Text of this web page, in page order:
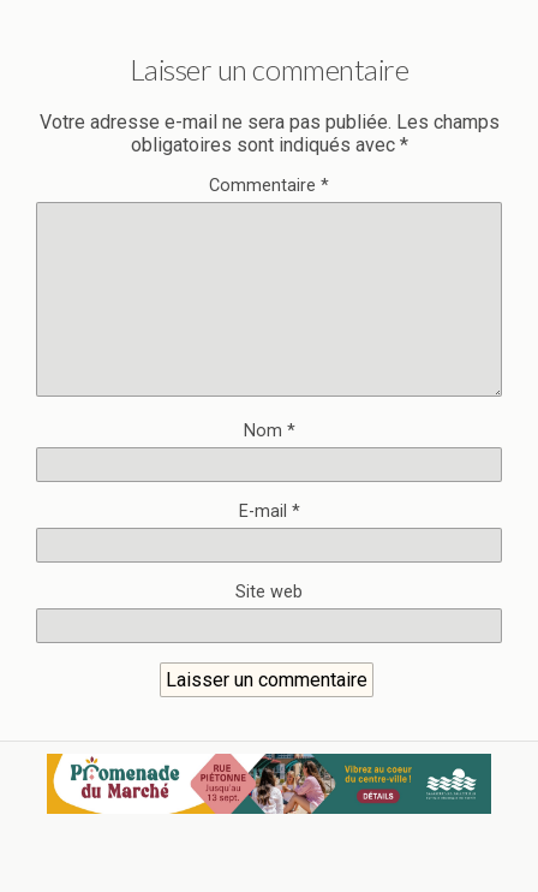
Laisser un commentaire
Votre adresse e-mail ne sera pas publiée. Les champs
obligatoires sont indiqués avec *
Commentaire *
Nom *
E-mail *
Site web